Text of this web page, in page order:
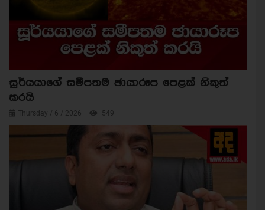
සූර්යයාගේ සමීපතම ඡායාරූප පෙළක් නිකුත්
කරයි
Thursday / 6 / 2026 549